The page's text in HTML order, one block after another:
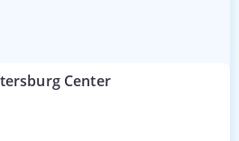
Center